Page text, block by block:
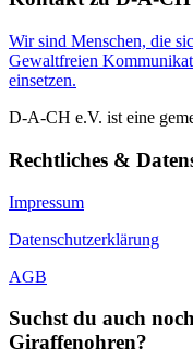
Wir sind Menschen, die
Gewaltfreien
einsetzen.
D-A-CH e.V. ist eine
Rechtliches &
Impressum
Datenschutzerklärung
AGB
Suchst du auch
Giraffenohren?